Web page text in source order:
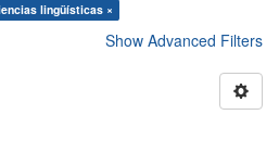
lingüísticas ×
Show Advanced Filters